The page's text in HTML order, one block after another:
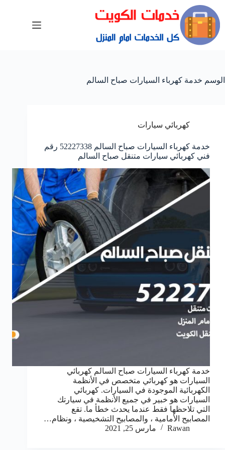
الوسم خدمة كهرباء السيارات صباح السالم
كهربائي سيارات
خدمة كهرباء السيارات صباح السالم 52227338 رقم
فني كهربائي سيارات متنقل صباح السالم
خدمة كهرباء السيارات صباح السالم كهربائي
السيارات هو كهربائي متخصص في الأنظمة
الكهربائية الموجودة في السيارات. كهربائي
السيارات هو خبير في جميع الأنظمة في سيارتك
التي تلاحظها فقط عندما يحدث خطأ ما. تقع
المصابيح الأمامية ، والمصابيح التشخيصية ، ونظام…
Rawan
مارس 25, 2021